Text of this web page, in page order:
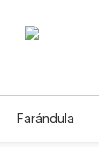
Farándula